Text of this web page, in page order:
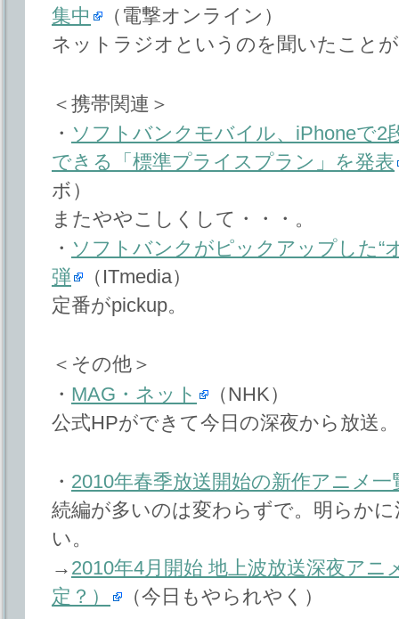
集中
（電撃オンライン）
ネットラジオというのを聞いたこと
＜携帯関連＞
・ ソフトバンクモバイル、iPhoneで2
できる「標準プライスプラン」を発表
ボ）
またややこしくして・・・。
・ ソフトバンクがピックアップした“
弾
（ITmedia）
定番がpickup。
＜その他＞
・ MAG・ネット
（NHK）
公式HPができて今日の深夜から放送。
・ 2010年春季放送開始の新作アニメ一
続編が多いのは変わらずで。明らか
い。
→ 2010年4月開始 地上波放送深夜アニ
定？）
（今日もやられやく）